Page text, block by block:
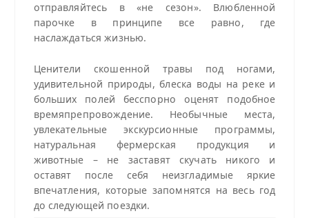
отправляйтесь в «не сезон». Влюбленной
парочке в принципе все равно, где
наслаждаться жизнью.
Ценители скошенной травы под ногами,
удивительной природы, блеска воды на реке и
больших полей бесспорно оценят подобное
времяпрепровождение. Необычные места,
увлекательные экскурсионные программы,
натуральная фермерская продукция и
животные – не заставят скучать никого и
оставят после себя неизгладимые яркие
впечатления, которые запомнятся на весь год
до следующей поездки.